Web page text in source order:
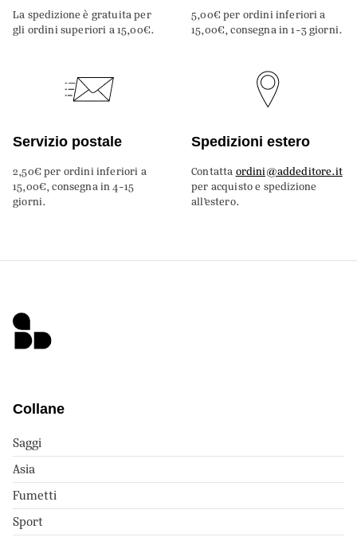
La spedizione è gratuita per
gli ordini superiori a 15,00€.
5,00€ per ordini inferiori a
15,00€, consegna in 1-3 giorni.
Servizio postale
2,50€ per ordini inferiori a
15,00€, consegna in 4-15
giorni.
Spedizioni estero
Contatta ordini@addeditore.it
per acquisto e spedizione
all’estero.
Collane
Saggi
Asia
Fumetti
Sport